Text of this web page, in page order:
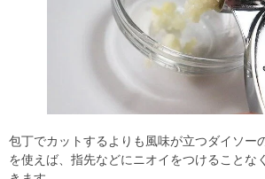
包丁でカットするよりも風味が立つダイソー
を使えば、指先などにニオイをつけることな